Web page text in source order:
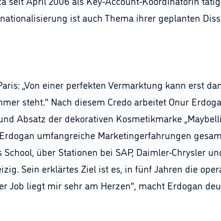
ist auch Thema ihrer geplanten
„Von einer perfekten Vermarktung kann erst
steht.“ Nach diesem Credo arbeitet Onur
Absatz der dekorativen Kosmetikmarke
umfangreiche Marketingerfahrungen
über Stationen bei SAP, Daimler-Chrysler
Sein erklärtes Ziel ist es, in fünf Jahren die
Job liegt mir sehr am Herzen“, macht Erdogan